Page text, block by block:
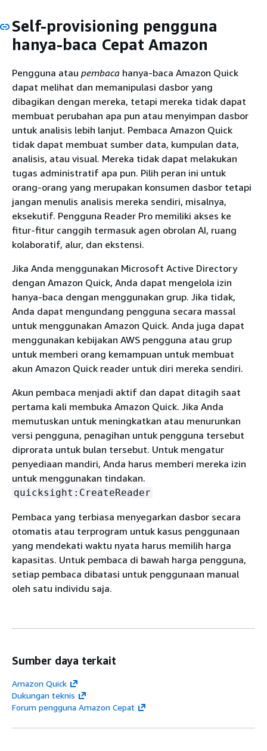
Self-provisioning pengguna
hanya-baca Cepat Amazon
Pengguna atau pembaca hanya-baca Amazon Quick
dapat melihat dan memanipulasi dasbor yang
dibagikan dengan mereka, tetapi mereka tidak dapat
membuat perubahan apa pun atau menyimpan dasbor
untuk analisis lebih lanjut. Pembaca Amazon Quick
tidak dapat membuat sumber data, kumpulan data,
analisis, atau visual. Mereka tidak dapat melakukan
tugas administratif apa pun. Pilih peran ini untuk
orang-orang yang merupakan konsumen dasbor tetapi
jangan menulis analisis mereka sendiri, misalnya,
eksekutif. Pengguna Reader Pro memiliki akses ke
fitur-fitur canggih termasuk agen obrolan AI, ruang
kolaboratif, alur, dan ekstensi.
Jika Anda menggunakan Microsoft Active Directory
dengan Amazon Quick, Anda dapat mengelola izin
hanya-baca dengan menggunakan grup. Jika tidak,
Anda dapat mengundang pengguna secara massal
untuk menggunakan Amazon Quick. Anda juga dapat
menggunakan kebijakan AWS pengguna atau grup
untuk memberi orang kemampuan untuk membuat
akun Amazon Quick reader untuk diri mereka sendiri.
Akun pembaca menjadi aktif dan dapat ditagih saat
pertama kali membuka Amazon Quick. Jika Anda
memutuskan untuk meningkatkan atau menurunkan
versi pengguna, penagihan untuk pengguna tersebut
diprorata untuk bulan tersebut. Untuk mengatur
penyediaan mandiri, Anda harus memberi mereka izin
untuk menggunakan tindakan.
quicksight:CreateReader
Pembaca yang terbiasa menyegarkan dasbor secara
otomatis atau terprogram untuk kasus penggunaan
yang mendekati waktu nyata harus memilih harga
kapasitas. Untuk pembaca di bawah harga pengguna,
setiap pembaca dibatasi untuk penggunaan manual
oleh satu individu saja.
Sumber daya terkait
Amazon Quick
Dukungan teknis
Forum pengguna Amazon Cepat